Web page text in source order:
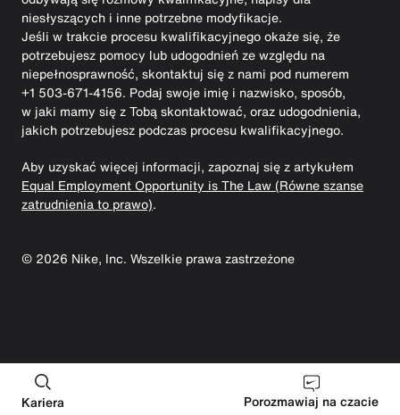
niesłyszących i inne potrzebne modyfikacje.
Jeśli w trakcie procesu kwalifikacyjnego okaże się, że
potrzebujesz pomocy lub udogodnień ze względu na
niepełnosprawność, skontaktuj się z nami pod numerem
+1 503-671-4156. Podaj swoje imię i nazwisko, sposób,
w jaki mamy się z Tobą skontaktować, oraz udogodnienia,
jakich potrzebujesz podczas procesu kwalifikacyjnego.
Aby uzyskać więcej informacji, zapoznaj się z artykułem
Equal Employment Opportunity is The Law (Równe szanse
zatrudnienia to prawo).
© 2026 Nike, Inc. Wszelkie prawa zastrzeżone
Kariera Porozmawiaj na czacie